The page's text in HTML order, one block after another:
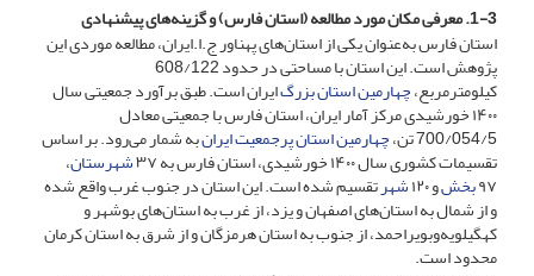
1-3. معرفیمکان مورد مطالعه (استان فارس) و گزینه‌های پیشنهادی
استان فارس به‌عنوان یکی از استان‌های پهناور ج.ا.ایران، مطالعه موردی این
پژوهش است. این استان با مساحتی در حدود 608/122
کیلومترمربع،چهارمین استان بزرگایران است. طبق برآورد جمعیتی سال
۱۴۰۰ خورشیدی مرکز آمار ایران، استان فارس با جمعیتی معادل
700/054/5 تن، چهارمین استان پرجمعیت ایرانبه شمار می‌رود. بر اساس
تقسیمات کشوری سال ۱۴۰۰ خورشیدی، استان فارس به ۳۷ شهرستان،
۹۷بخشو ۱۲۰ شهرتقسیم شده است. این استان در جنوب غرب واقع شده
و از شمال به استان‌های اصفهان و یزد، از غرب به استان‌های بوشهر و
کهگیلویه‌وبویراحمد، از جنوب به استان هرمزگان و از شرق به استان کرمان
محدود است.